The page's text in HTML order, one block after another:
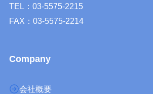
TEL：03-5575-2215
FAX：03-5575-2214
Company
会社概要